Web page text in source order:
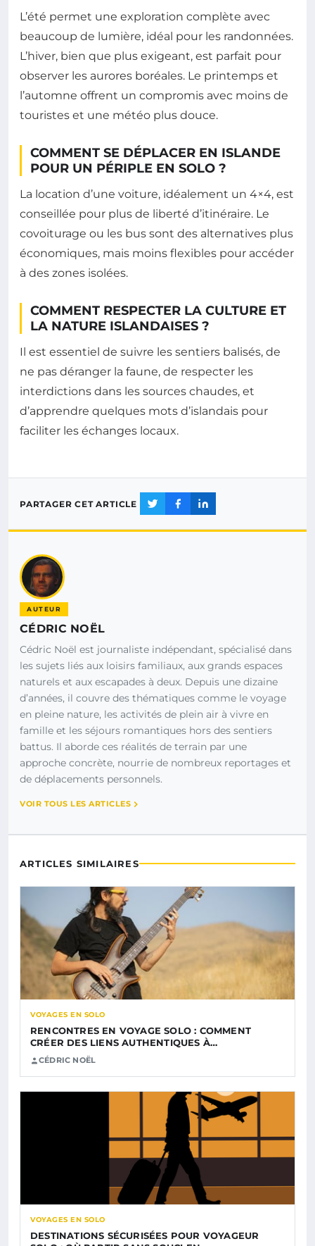
L’été permet une exploration complète avec
beaucoup de lumière, idéal pour les randonnées.
L’hiver, bien que plus exigeant, est parfait pour
observer les aurores boréales. Le printemps et
l’automne offrent un compromis avec moins de
touristes et une météo plus douce.
COMMENT SE DÉPLACER EN ISLANDE
POUR UN PÉRIPLE EN SOLO ?
La location d’une voiture, idéalement un 4×4, est
conseillée pour plus de liberté d’itinéraire. Le
covoiturage ou les bus sont des alternatives plus
économiques, mais moins flexibles pour accéder
à des zones isolées.
COMMENT RESPECTER LA CULTURE ET
LA NATURE ISLANDAISES ?
Il est essentiel de suivre les sentiers balisés, de
ne pas déranger la faune, de respecter les
interdictions dans les sources chaudes, et
d’apprendre quelques mots d’islandais pour
faciliter les échanges locaux.
PARTAGER CET ARTICLE
AUTEUR
CÉDRIC NOËL
Cédric Noël est journaliste indépendant, spécialisé dans
les sujets liés aux loisirs familiaux, aux grands espaces
naturels et aux escapades à deux. Depuis une dizaine
d’années, il couvre des thématiques comme le voyage
en pleine nature, les activités de plein air à vivre en
famille et les séjours romantiques hors des sentiers
battus. Il aborde ces réalités de terrain par une
approche concrète, nourrie de nombreux reportages et
de déplacements personnels.
VOIR TOUS LES ARTICLES
ARTICLES SIMILAIRES
VOYAGES EN SOLO
RENCONTRES EN VOYAGE SOLO : COMMENT
CRÉER DES LIENS AUTHENTIQUES À…
CÉDRIC NOËL
VOYAGES EN SOLO
DESTINATIONS SÉCURISÉES POUR VOYAGEUR